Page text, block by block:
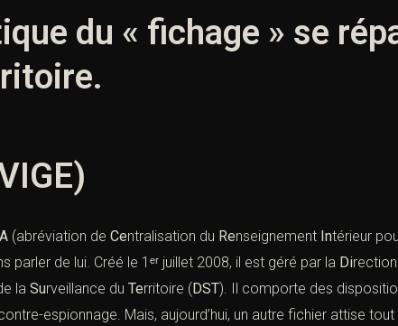
du « fichage » se
(abréviation de Centralisation du Renseignement Intérieur
parler de lui. Créé le 1ᵉʳ juillet 2008, il est géré par la Direction
la Surveillance du Territoire (DST). Il comporte des
espionnage. Mais, aujourd’hui, un autre fichier attise